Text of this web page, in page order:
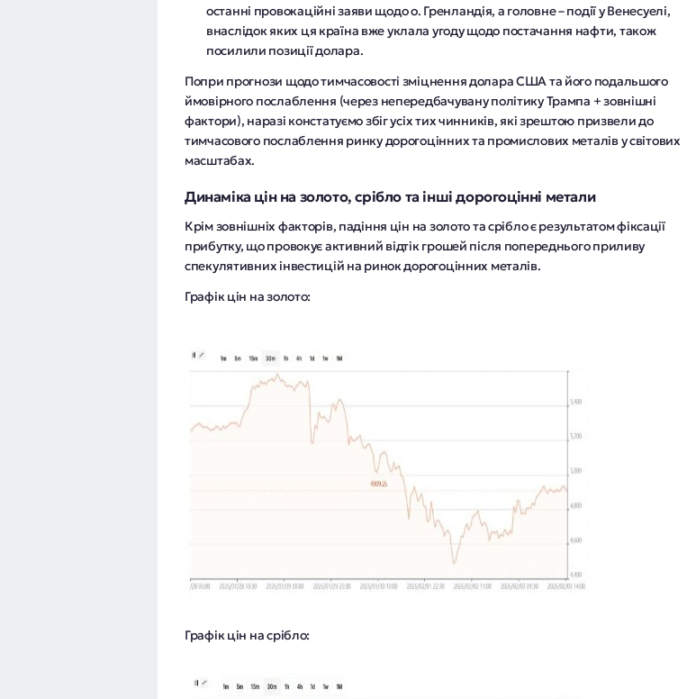
останні провокаційні заяви щодо о. Гренландія, а головне – події у Венесуелі,
внаслідок яких ця країна вже уклала угоду щодо постачання нафти, також
посилили позиції долара.
Попри прогнози щодо тимчасовості зміцнення долара США та його подальшого
ймовірного послаблення (через непередбачувану політику Трампа + зовнішні
фактори), наразі констатуємо збіг усіх тих чинників, які зрештою призвели до
тимчасового послаблення ринку дорогоцінних та промислових металів у світових
масштабах.
Динаміка цін на золото, срібло та інші дорогоцінні метали
Крім зовнішніх факторів, падіння цін на золото та срібло є результатом фіксації
прибутку, що провокує активний відтік грошей після попереднього приливу
спекулятивних інвестицій на ринок дорогоцінних металів.
Графік цін на золото:
Графік цін на срібло: